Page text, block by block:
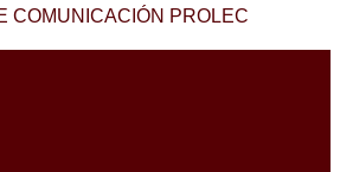
COMUNICACIÓN PROLEC